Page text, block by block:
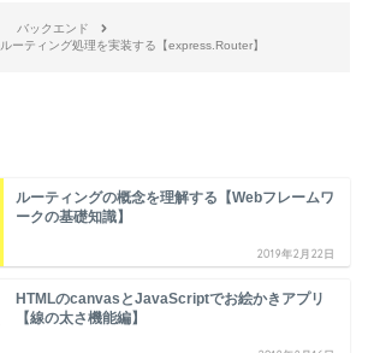
バックエンド
ーティング処理を実装する【express.Router】
ルーティングの概念を理解する【Webフレームワ
ークの基礎知識】
2019年2月22日
HTMLのcanvasとJavaScriptでお絵かきアプリ
【線の太さ機能編】